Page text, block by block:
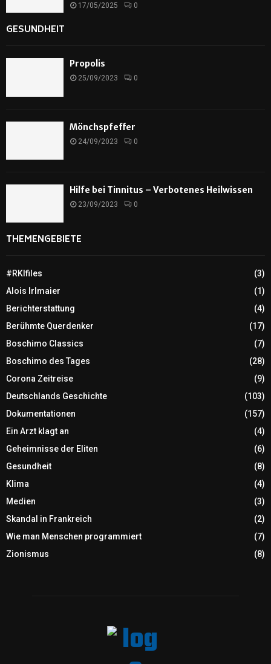
17/05/2025 0
GESUNDHEIT
Propolis
25/09/2023 0
Mönchspfeffer
24/09/2023 0
Hilfe bei Tinnitus – Verbotenes Heilwissen
23/09/2023 0
THEMENGEBIETE
#RKIfiles
(3)
Alois Irlmaier
(1)
Berichterstattung
(4)
Berühmte Querdenker
(17)
Boschimo Classics
(7)
Boschimo des Tages
(28)
Corona Zeitreise
(9)
Deutschlands Geschichte
(103)
Dokumentationen
(157)
Ein Arzt klagt an
(4)
Geheimnisse der Eliten
(6)
Gesundheit
(8)
Klima
(4)
Medien
(3)
Skandal in Frankreich
(2)
Wie man Menschen programmiert
(7)
Zionismus
(8)